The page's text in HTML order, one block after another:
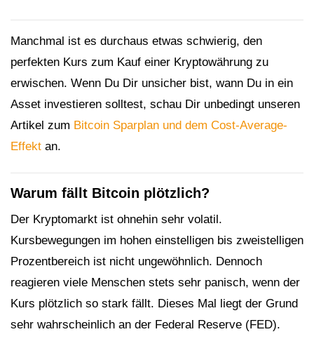
Manchmal ist es durchaus etwas schwierig, den
perfekten Kurs zum Kauf einer Kryptowährung zu
erwischen. Wenn Du Dir unsicher bist, wann Du in ein
Asset investieren solltest, schau Dir unbedingt unseren
Artikel zum Bitcoin Sparplan und dem Cost-Average-
Effekt an.
Warum fällt Bitcoin plötzlich?
Der Kryptomarkt ist ohnehin sehr volatil.
Kursbewegungen im hohen einstelligen bis zweistelligen
Prozentbereich ist nicht ungewöhnlich. Dennoch
reagieren viele Menschen stets sehr panisch, wenn der
Kurs plötzlich so stark fällt. Dieses Mal liegt der Grund
sehr wahrscheinlich an der Federal Reserve (FED).